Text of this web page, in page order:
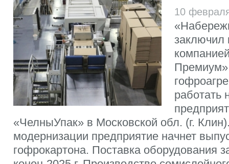
10
заключил
работать
«ЧелныУпак» в Московской обл. (г.
модернизации предприятие начнет
гофрокартона. Поставка оборудования